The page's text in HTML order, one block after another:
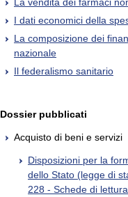
I dati economici della
La composizione dei
nazionale
Il federalismo sanitario
Dossier pubblicati
Acquisto di beni e servizi
Disposizioni per la
dello Stato (legge di
228 - Schede di